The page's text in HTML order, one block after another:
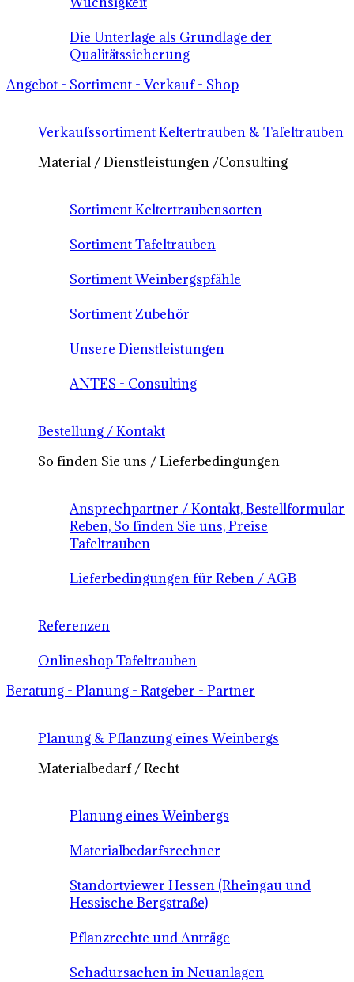
Die Unterlage als Grundlage der
Qualitätssicherung
Angebot - Sortiment - Verkauf - Shop
Verkaufssortiment Keltertrauben & Tafeltrauben
Material / Dienstleistungen /Consulting
Sortiment Keltertraubensorten
Sortiment Tafeltrauben
Sortiment Weinbergspfähle
Sortiment Zubehör
Unsere Dienstleistungen
ANTES - Consulting
Bestellung / Kontakt
So finden Sie uns / Lieferbedingungen
Ansprechpartner / Kontakt, Bestellformular
Reben, So finden Sie uns, Preise
Tafeltrauben
Lieferbedingungen für Reben / AGB
Referenzen
Onlineshop Tafeltrauben
Beratung - Planung - Ratgeber - Partner
Planung & Pflanzung eines Weinbergs
Materialbedarf / Recht
Planung eines Weinbergs
Materialbedarfsrechner
Standortviewer Hessen (Rheingau und
Hessische Bergstraße)
Pflanzrechte und Anträge
Schadursachen in Neuanlagen